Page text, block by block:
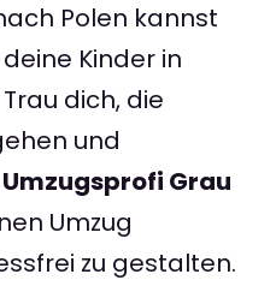
Polen kannst
Kinder in
dich, die
und
Umzugsprofi Grau
Umzug
zu gestalten.